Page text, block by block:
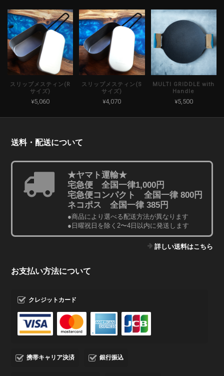
スリップメスティン(R
サイズ)
¥5,060
スリップメスティン(S
サイズ)
¥4,070
MULTI GRIDDLE with
Handle
¥5,500
送料・配送について
★ヤマト運輸★
宅急便 全国一律1,000円
宅急便コンパクト 全国一律 800円
ネコポス 全国一律 385円
●商品により選べる配送方法が異なります
●日曜祝日を除く2〜4日以内に発送します
詳しい送料はこちら
お支払い方法について
クレジットカード
携帯キャリア決済 銀行振込